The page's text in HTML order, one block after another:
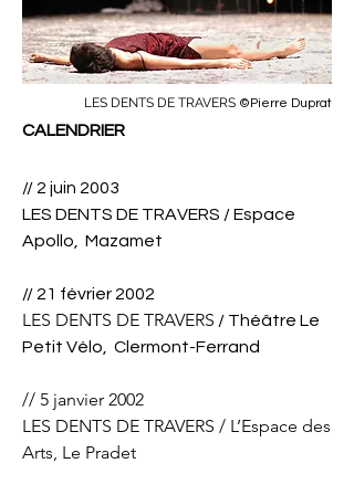
LES DENTS DE TRAVERS ©Pierre Duprat
CALENDRIER
// 2 juin 2003
​LES DENTS DE TRAVERS / Espace
Apollo, Mazamet
// 21 février 2002
LES DENTS DE TRAVERS / Théâtre Le
Petit Vélo, Clermont-Ferrand
// 5 janvier 2002
LES DENTS DE TRAVERS / L’Espace des
Arts, Le Pradet